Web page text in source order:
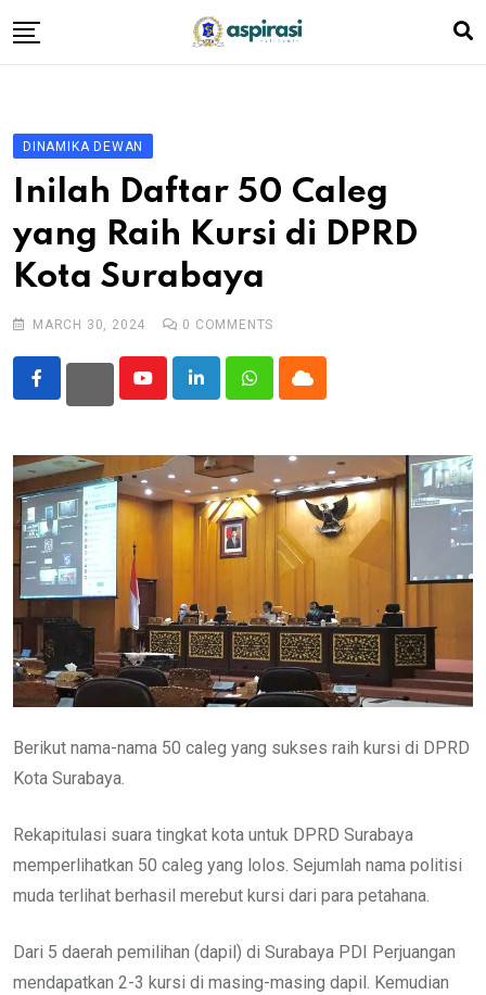
to
Berita
Komen Warga
Podcast
Tentang Kami
DINAMIKA DEWAN
Inilah Daftar 50 Caleg
yang Raih Kursi di DPRD
Kota Surabaya
MARCH 30, 2024 0 COMMENTS
YoutubeLinkedInWhatsappCloud
Berikut nama-nama 50 caleg yang sukses raih kursi di DPRD
Kota Surabaya.
Rekapitulasi suara tingkat kota untuk DPRD Surabaya
memperlihatkan 50 caleg yang lolos. Sejumlah nama politisi
muda terlihat berhasil merebut kursi dari para petahana.
Dari 5 daerah pemilihan (dapil) di Surabaya PDI Perjuangan
mendapatkan 2-3 kursi di masing-masing dapil. Kemudian